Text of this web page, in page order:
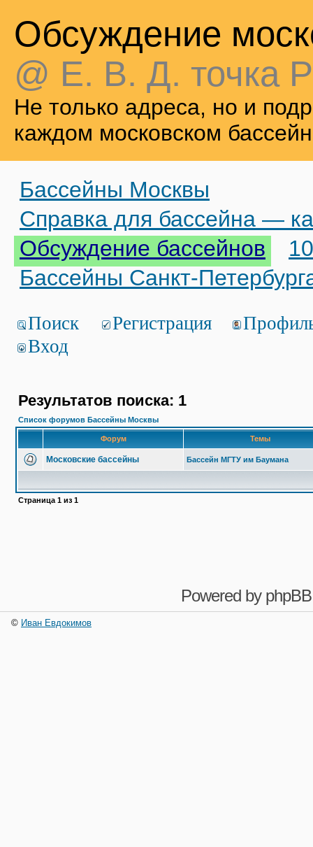
Обсуждение
@ Е. В. Д. точка
Не только адреса, но и
каждом московском
Бассейны Москвы
Справка для бассейна —
Обсуждение бассейнов
Бассейны Санкт-
Поиск Регистрация
Вход
Результатов поиска: 1
Список форумов Бассейны Москвы
Форум Темы
Московские бассейны Бассейн МГТУ им Баумана
Страница 1 из 1
Powered by phpBB
© Иван Евдокимов